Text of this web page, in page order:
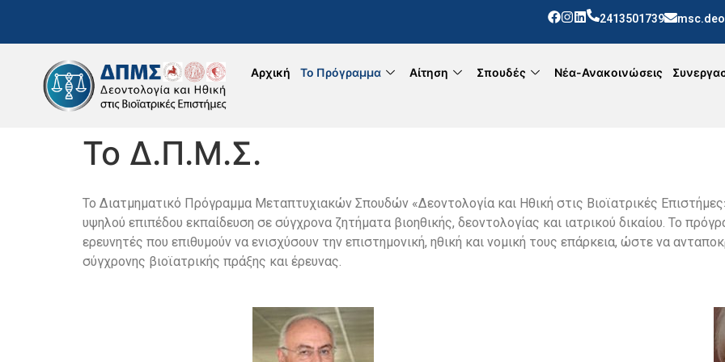
2413501739
Αρχική Το Πρόγραμμα Αίτηση Σπουδές Νέα-Ανακοινώσεις
Το Δ.Π.Μ.Σ.
Το Διατμηματικό Πρόγραμμα Μεταπτυχιακών Σπουδών «Δεοντολογία και Ηθική στις Βιοϊατρικές
υψηλού επιπέδου εκπαίδευση σε σύγχρονα ζητήματα βιοηθικής, δεοντολογίας και ιατρικού δικαίου. Το
ερευνητές που επιθυμούν να ενισχύσουν την επιστημονική, ηθική και νομική τους επάρκεια, ώστε να
σύγχρονης βιοϊατρικής πράξης και έρευνας.